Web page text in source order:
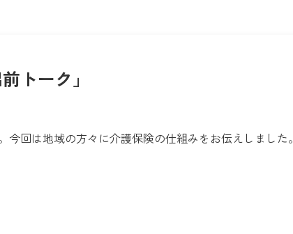
トーク」
回は地域の方々に介護保険の仕組みをお伝えしました。